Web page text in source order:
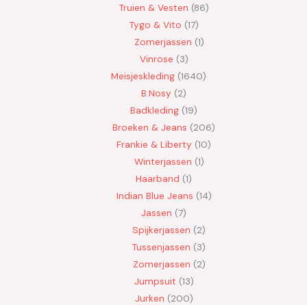
Truien & Vesten 86
Tygo & Vito 17
Zomerjassen 1
Vinrose 3
Meisjeskleding 1640
B.Nosy
2
Badkleding 19
Broeken & Jeans
206
Frankie & Liberty 10
Winterjassen 1
Haarband 1
Indian Blue Jeans 14
Jassen 7
Spijkerjassen
2
Tussenjassen
3
Zomerjassen 2
Jumpsuit 13
Jurken 200